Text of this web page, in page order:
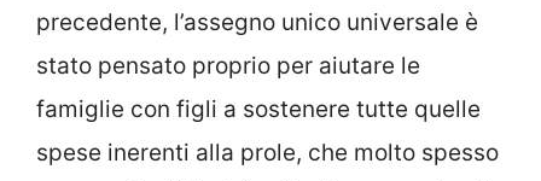
precedente, l’assegno unico universale è
stato pensato proprio per aiutare le
famiglie con figli a sostenere tutte quelle
spese inerenti alla prole, che molto spesso